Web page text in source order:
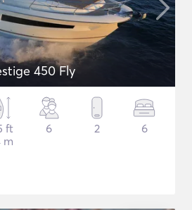
450 Fly
ft
m
6 2 6